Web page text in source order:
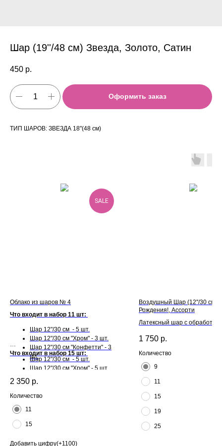
Шар (19''/48 см) Звезда, Золото, Сатин
450 р.
Оформить заказ
ТИП ШАРОВ: ЗВЕЗДА 18"(48 см)
SALE
Облако из шаров № 4
Что входит в набор 11 шт:
Шар 12"/30 см - 5 шт.
Шар 12"/30 см "Хром" - 3 шт.
Шар 12"/30 см "Конфетти" - 3
шт.
Что входит в набор 15 шт:
Шар 12"/30 см - 5 шт.
Шар 12"/30 см "Хром" - 5 шт.
шт.
2 350 р.
Количество
11
15
Добавить цифру(+1100)
Воздушный Шар (12''/30 см)
Рождения!, Ассорти
Латексный шар с
1 750 р.
Количество
9
11
15
19
25